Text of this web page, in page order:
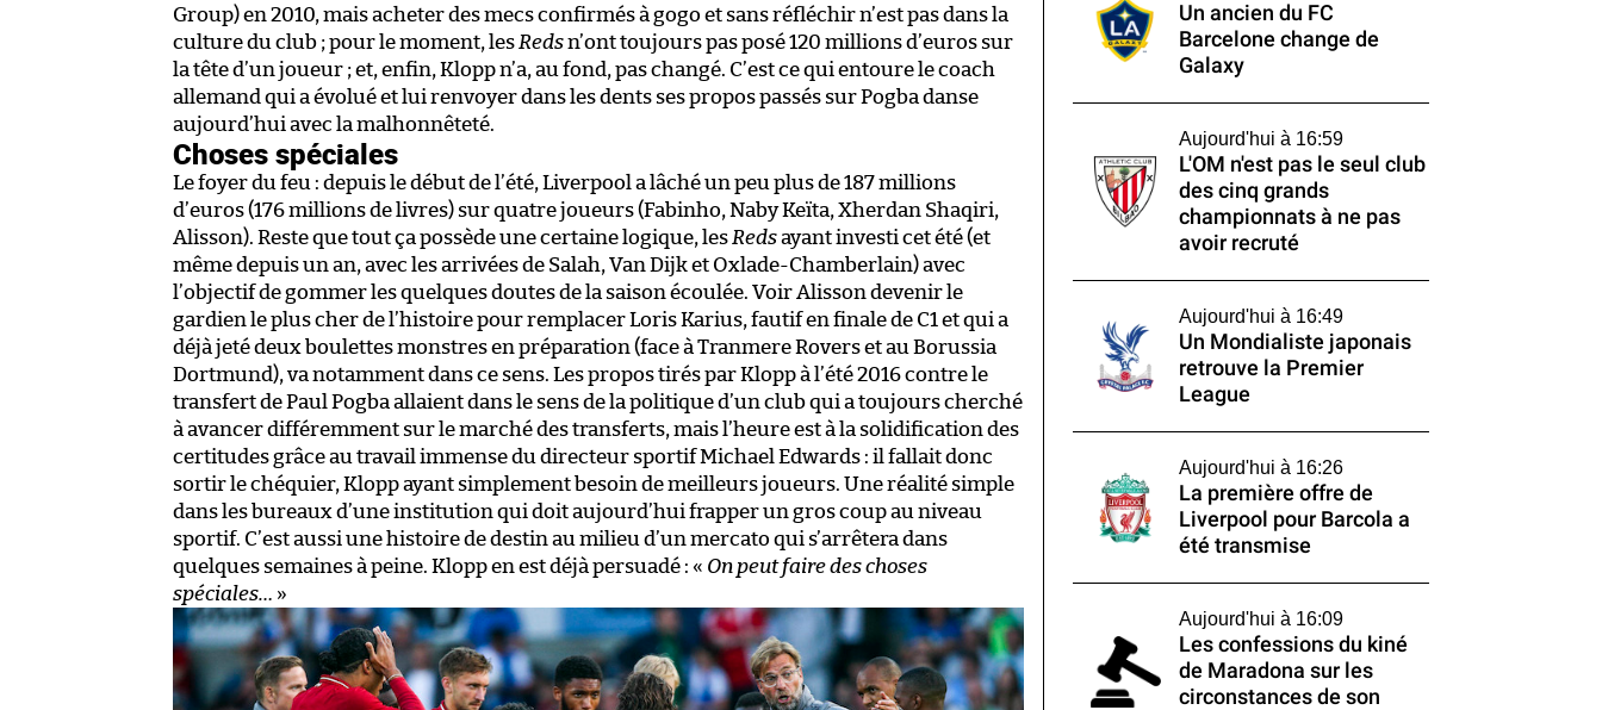
Group) en 2010, mais acheter des mecs confirmés à gogo et sans réfléchir n’est pas dans la
culture du club ; pour le moment, les Redsn’ont toujours pas posé 120 millions d’euros sur
la tête d’un joueur ; et, enfin, Klopp n’a, au fond, pas changé. C’est ce qui entoure le coach
allemand qui a évolué et lui renvoyer dans les dents ses propos passés sur Pogba danse
aujourd’hui avec la malhonnêteté.
Choses spéciales
Le foyer du feu : depuis le début de l’été, Liverpool a lâché un peu plus de 187 millions
d’euros (176 millions de livres) sur quatre joueurs (Fabinho, Naby Keïta, Xherdan Shaqiri,
Alisson). Reste que tout ça possède une certaine logique, les Redsayant investi cet été (et
même depuis un an, avec les arrivées de Salah, Van Dijk et Oxlade-Chamberlain) avec
l’objectif de gommer les quelques doutes de la saison écoulée. Voir Alisson devenir le
gardien le plus cher de l’histoire pour remplacer Loris Karius, fautif en finale de C1 et qui a
déjà jeté deux boulettes monstres en préparation (face à Tranmere Rovers et au Borussia
Dortmund), va notamment dans ce sens. Les propos tirés par Klopp à l’été 2016 contre le
transfert de Paul Pogba allaient dans le sens de la politique d’un club qui a toujours cherché
à avancer différemment sur le marché des transferts, mais l’heure est à la solidification des
certitudes grâce au travail immense du directeur sportif Michael Edwards : il fallait donc
sortir le chéquier, Klopp ayant simplement besoin de meilleurs joueurs. Une réalité simple
dans les bureaux d’une institution qui doit aujourd’hui frapper un gros coup au niveau
sportif. C’est aussi une histoire de destin au milieu d’un mercato qui s’arrêtera dans
quelques semaines à peine. Klopp en est déjà persuadé : « On peut faire des choses
spéciales… »
Un ancien du FC
Barcelone change de
Galaxy
Aujourd'hui à 16:59
L'OM n'est pas le seul club
des cinq grands
championnats à ne pas
avoir recruté
Aujourd'hui à 16:49
Un Mondialiste japonais
retrouve la Premier
League
Aujourd'hui à 16:26
La première offre de
Liverpool pour Barcola a
été transmise
Aujourd'hui à 16:09
Les confessions du kiné
de Maradona sur les
circonstances de son